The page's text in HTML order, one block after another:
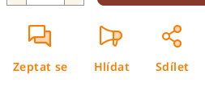
Zeptat se Hlídat Sdílet